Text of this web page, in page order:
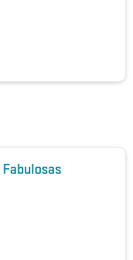
Fabulosas